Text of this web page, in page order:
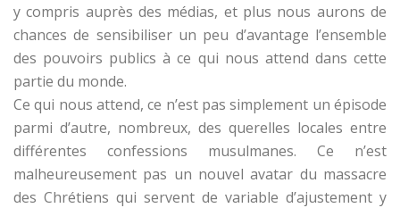
y compris auprès des médias, et plus nous aurons de
chances de sensibiliser un peu d’avantage l’ensemble
des pouvoirs publics à ce qui nous attend dans cette
partie du monde.
Ce qui nous attend, ce n’est pas simplement un épisode
parmi d’autre, nombreux, des querelles locales entre
différentes confessions musulmanes. Ce n’est
malheureusement pas un nouvel avatar du massacre
des Chrétiens qui servent de variable d’ajustement y